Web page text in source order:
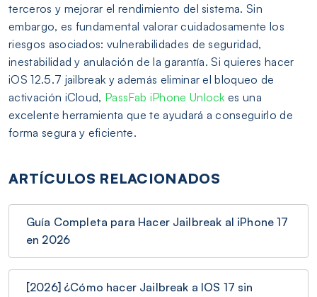
terceros y mejorar el rendimiento del sistema. Sin
embargo, es fundamental valorar cuidadosamente los
riesgos asociados: vulnerabilidades de seguridad,
inestabilidad y anulación de la garantía. Si quieres hacer
iOS 12.5.7 jailbreak y además eliminar el bloqueo de
activación iCloud, PassFab iPhone Unlock es una
excelente herramienta que te ayudará a conseguirlo de
forma segura y eficiente.
ARTÍCULOS RELACIONADOS
Guía Completa para Hacer Jailbreak al iPhone 17
en 2026
[2026] ¿Cómo hacer Jailbreak a IOS 17 sin